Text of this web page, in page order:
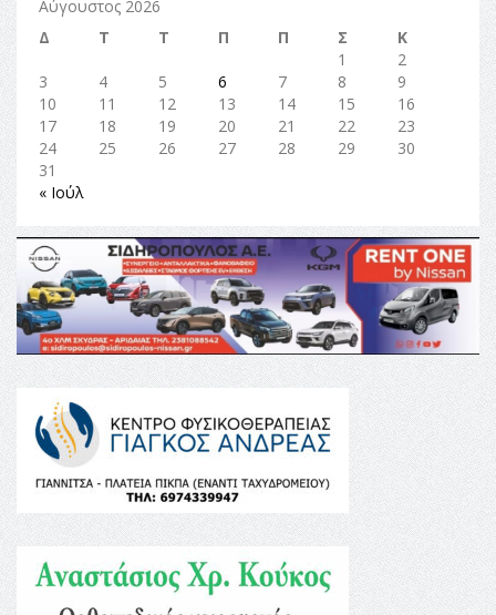
Αύγουστος 2026
Δ
Τ Τ Π Π Σ
Κ
1
2
3
4 5 6 7 8
9
10
11 12 13 14 15
16
17
18 19 20 21 22
23
24
25 26 27 28 29
30
31
« Ιούλ